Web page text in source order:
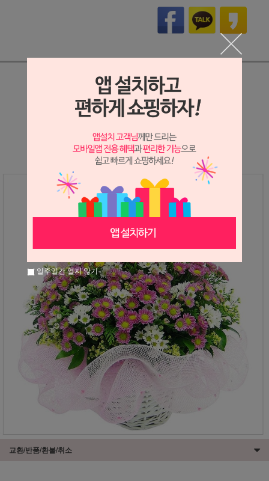
상세정보 새창 열기
교환/반품/환불/취소
일주일간 열지 않기